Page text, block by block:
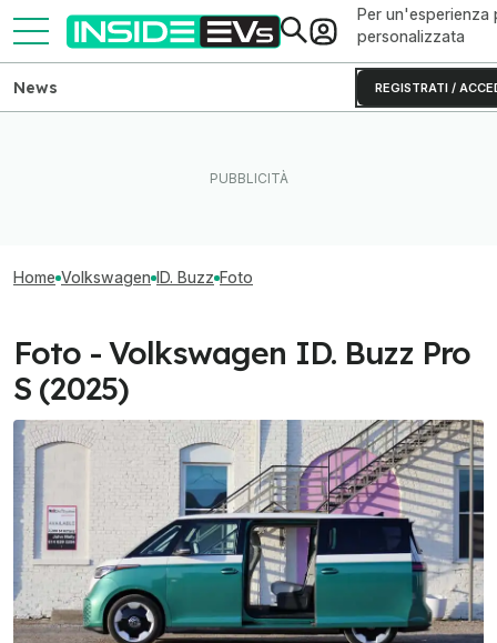
Per un'esperienza
personalizzata
REGISTRATI /
News
Home Volkswagen ID. Buzz Foto
Foto - Volkswagen ID. Buzz Pro
S (2025)